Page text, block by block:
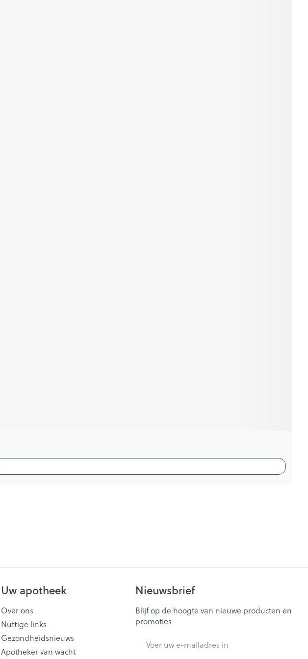
Uw apotheek
Over ons
Nuttige links
Gezondheidsnieuws
Apotheker van wacht
Nieuwsbrief
Blijf op de hoogte van nieuwe producten en
promoties